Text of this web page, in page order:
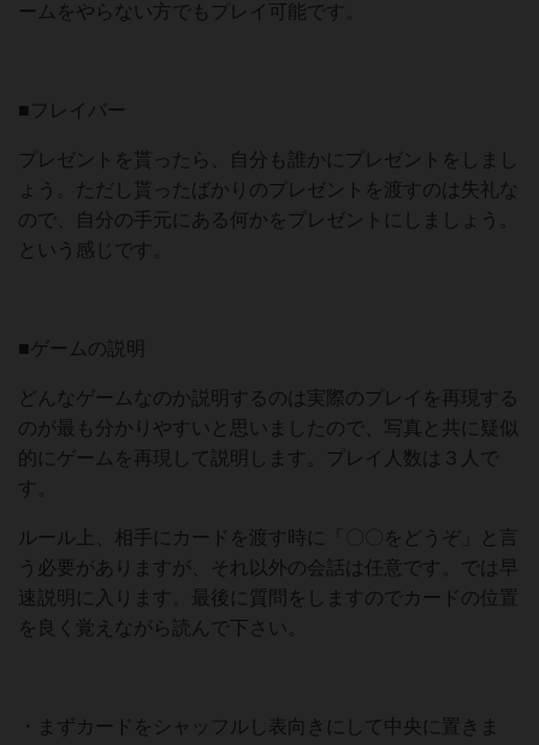
ームをやらない方でもプレイ可能です。
■フレイバー
プレゼントを貰ったら、自分も誰かにプレゼントをしまし
ょう。ただし貰ったばかりのプレゼントを渡すのは失礼な
ので、自分の手元にある何かをプレゼントにしましょう。
という感じです。
■ゲームの説明
どんなゲームなのか説明するのは実際のプレイを再現する
のが最も分かりやすいと思いましたので、写真と共に疑似
的にゲームを再現して説明します。プレイ人数は３人で
す。
ルール上、相手にカードを渡す時に「〇〇をどうぞ」と言
う必要がありますが、それ以外の会話は任意です。では早
速説明に入ります。最後に質問をしますのでカードの位置
を良く覚えながら読んで下さい。
・まずカードをシャッフルし表向きにして中央に置きま